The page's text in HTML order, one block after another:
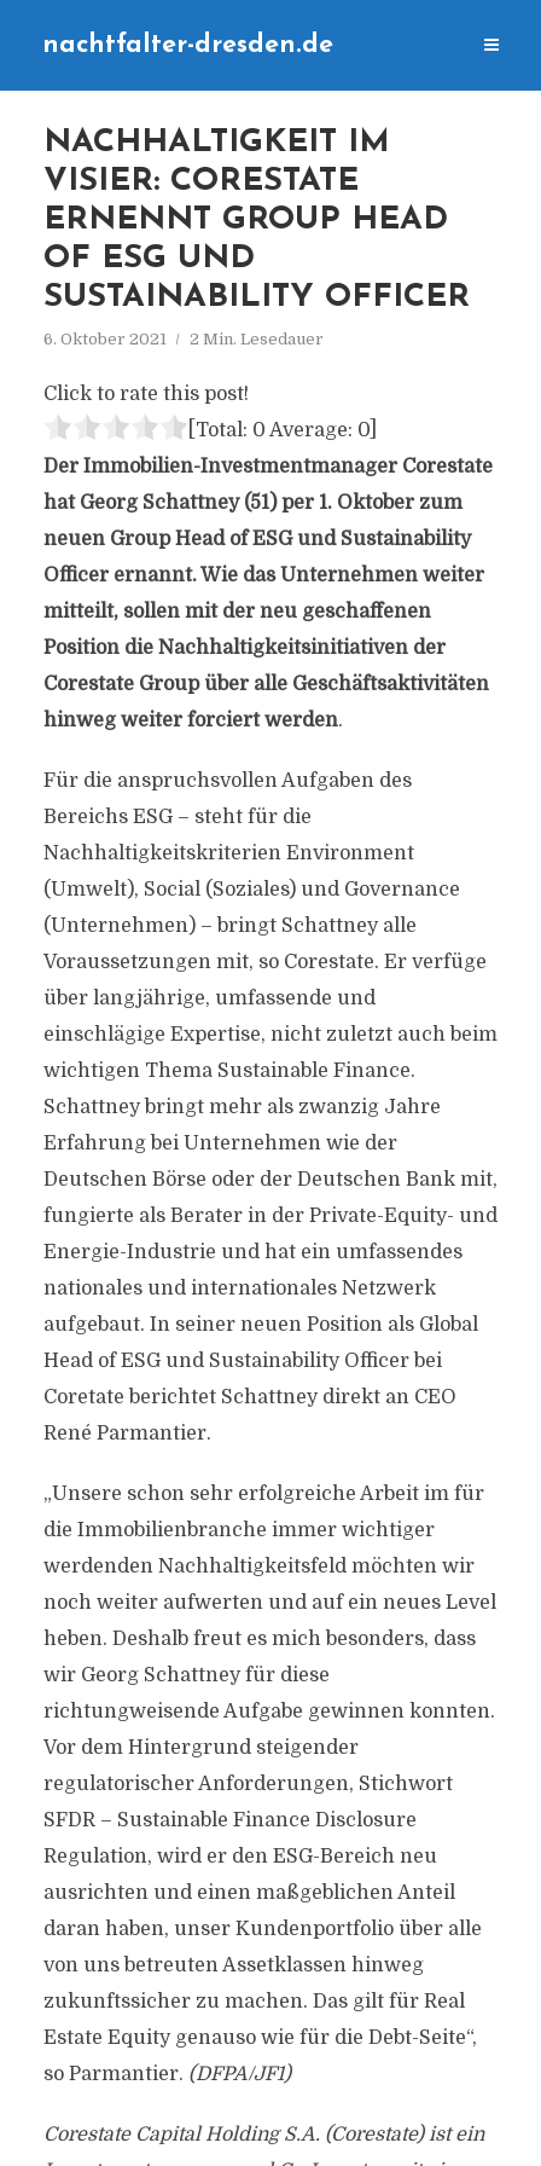
nachtfalter-dresden.de
NACHHALTIGKEIT IM
VISIER: CORESTATE
ERNENNT GROUP HEAD
OF ESG UND
SUSTAINABILITY OFFICER
6. Oktober 2021 2 Min. Lesedauer
Click to rate this post!
[Total: 0 Average: 0]
Der Immobilien-Investmentmanager Corestate
hat Georg Schattney (51) per 1. Oktober zum
neuen Group Head of ESG und Sustainability
Officer ernannt. Wie das Unternehmen weiter
mitteilt, sollen mit der neu geschaffenen
Position die Nachhaltigkeitsinitiativen der
Corestate Group über alle Geschäftsaktivitäten
hinweg weiter forciert werden.
Für die anspruchsvollen Aufgaben des
Bereichs ESG – steht für die
Nachhaltigkeitskriterien Environment
(Umwelt), Social (Soziales) und Governance
(Unternehmen) – bringt Schattney alle
Voraussetzungen mit, so Corestate. Er verfüge
über langjährige, umfassende und
einschlägige Expertise, nicht zuletzt auch beim
wichtigen Thema Sustainable Finance.
Schattney bringt mehr als zwanzig Jahre
Erfahrung bei Unternehmen wie der
Deutschen Börse oder der Deutschen Bank mit,
fungierte als Berater in der Private-Equity- und
Energie-Industrie und hat ein umfassendes
nationales und internationales Netzwerk
aufgebaut. In seiner neuen Position als Global
Head of ESG und Sustainability Officer bei
Coretate berichtet Schattney direkt an CEO
René Parmantier.
„Unsere schon sehr erfolgreiche Arbeit im für
die Immobilienbranche immer wichtiger
werdenden Nachhaltigkeitsfeld möchten wir
noch weiter aufwerten und auf ein neues Level
heben. Deshalb freut es mich besonders, dass
wir Georg Schattney für diese
richtungweisende Aufgabe gewinnen konnten.
Vor dem Hintergrund steigender
regulatorischer Anforderungen, Stichwort
SFDR – Sustainable Finance Disclosure
Regulation, wird er den ESG-Bereich neu
ausrichten und einen maßgeblichen Anteil
daran haben, unser Kundenportfolio über alle
von uns betreuten Assetklassen hinweg
zukunftssicher zu machen. Das gilt für Real
Estate Equity genauso wie für die Debt-Seite“,
so Parmantier. (DFPA/JF1)
Corestate Capital Holding S.A. (Corestate) ist ein